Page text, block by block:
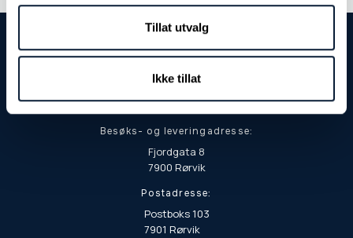
Tillat utvalg
Ikke tillat
Besøks- og leveringadresse:
Fjordgata 8
7900 Rørvik
Postadresse:
Postboks 103
7901 Rørvik